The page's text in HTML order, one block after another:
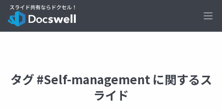
タグ #Self-management に関するス
ライド